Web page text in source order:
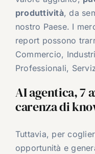
produttività, da
nostro Paese. I
report possono
Commercio,
Professionali,
AI agentica, 7
carenza di
Tuttavia, per
opportunità e